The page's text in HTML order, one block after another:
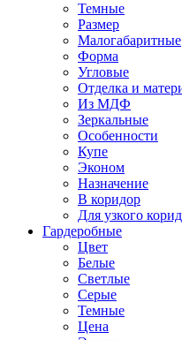
Темные
Размер
Малогабаритные
Форма
Угловые
Отделка и
Из МДФ
Зеркальные
Особенности
Купе
Эконом
Назначение
В коридор
Для узкого
Гардеробные
Цвет
Белые
Светлые
Серые
Темные
Цена